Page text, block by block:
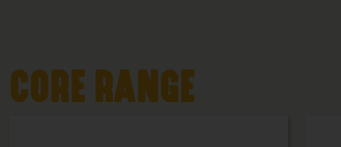
CORE RANGE